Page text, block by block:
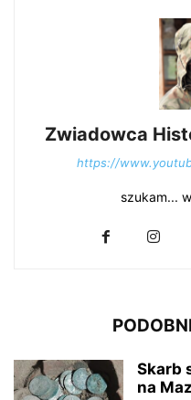
Zwiadowca
https://
szukam...
Skarb
na